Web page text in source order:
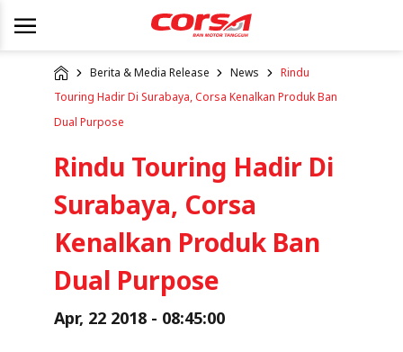
Berita & Media Release News
Rindu
Touring Hadir Di Surabaya, Corsa Kenalkan Produk Ban
Dual Purpose
Rindu Touring Hadir Di
Surabaya, Corsa
Kenalkan Produk Ban
Dual Purpose
Apr, 22 2018 - 08:45:00